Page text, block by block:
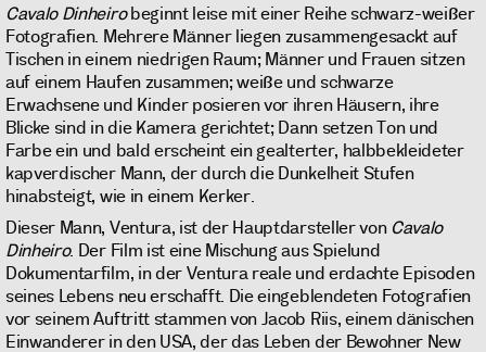
Cavalo Dinheirobeginnt leise mit einer Reihe schwarz-weißer
Fotografien. Mehrere Männer liegen zusammengesackt auf
Tischen in einem niedrigen Raum; Männer und Frauen sitzen
auf einem Haufen zusammen; weiße und schwarze
Erwachsene und Kinder posieren vor ihren Häusern, ihre
Blicke sind in die Kamera gerichtet; Dann setzen Ton und
Farbe ein und bald erscheint ein gealterter, halbbekleideter
kapverdischer Mann, der durch die Dunkelheit Stufen
hinabsteigt, wie in einem Kerker.
Dieser Mann, Ventura, ist der Hauptdarsteller von Cavalo
Dinheiro. Der Film ist eine Mischung aus Spielund
Dokumentarfilm, in der Ventura reale und erdachte Episoden
seines Lebens neu erschafft. Die eingeblendeten Fotografien
vor seinem Auftritt stammen von Jacob Riis, einem dänischen
Einwanderer in den USA, der das Leben der Bewohner New